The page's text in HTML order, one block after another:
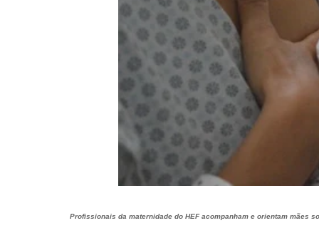
Profissionais da maternidade do HEF acompanham e orientam mães